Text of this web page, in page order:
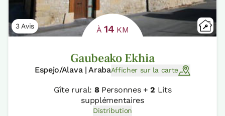
3 Avis À 14 KM
Gaubeako Ekhia
Espejo/Alava | ArabaAfficher sur la carte
Gîte rural: 8Personnes +2 Lits
supplémentaires
Distribution